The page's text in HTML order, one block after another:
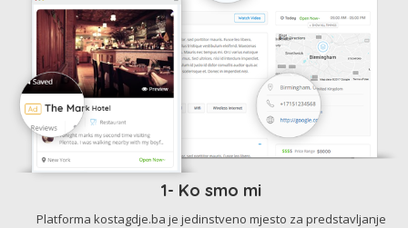
1- Ko smo mi
Platforma kostagdje.ba je jedinstveno mjesto za predstavljanje